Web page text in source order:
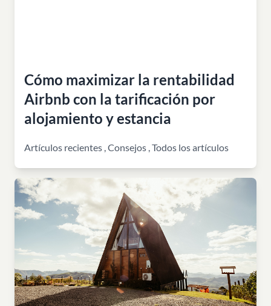
Cómo maximizar la rentabilidad
Airbnb con la tarificación por
alojamiento y estancia
Artículos recientes ,Consejos ,Todos los artículos